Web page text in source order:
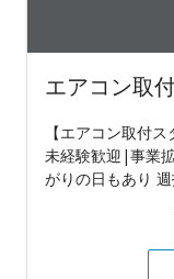
エアコン取
【エアコン取付
未経験歓迎|事業
がりの日もあり